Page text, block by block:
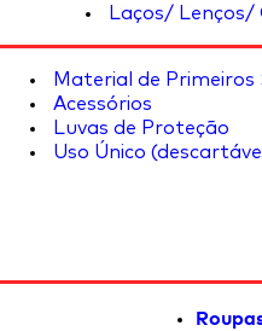
Laços/
Material de Primeiros
Acessórios
Luvas de Proteção
Uso Único